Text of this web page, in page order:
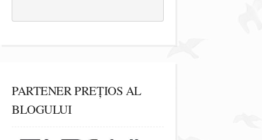
PARTENER PREȚIOS AL
BLOGULUI